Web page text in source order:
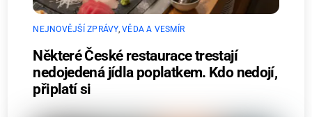
NEJNOVĚJŠÍ ZPRÁVY,VĚDA A VESMÍR
Některé České restaurace trestají
nedojedená jídla poplatkem. Kdo nedojí,
připlatí si